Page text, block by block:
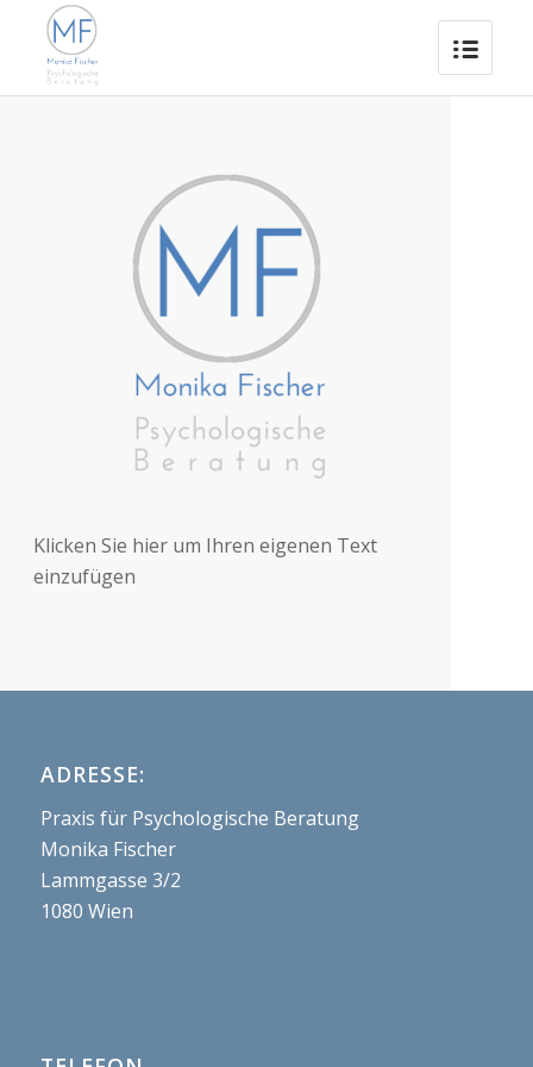
Klicken Sie hier um Ihren eigenen Text
einzufügen
ADRESSE:
Praxis für Psychologische Beratung
Monika Fischer
Lammgasse 3/2
1080 Wien